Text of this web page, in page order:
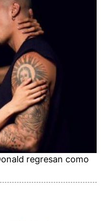
regresan como